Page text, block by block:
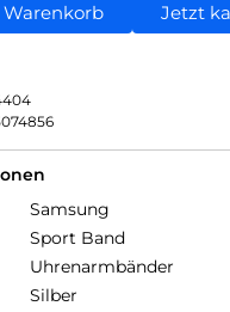
Jetzt
Samsung
Sport Band
Uhrenarmbänder
Silber